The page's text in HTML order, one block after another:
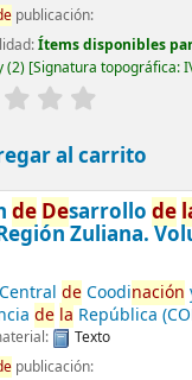
publicación:
Ítems disponibles
(2) Signatura topográfica:
al carrito
de Desarrollo de
Zuliana.
deCoodinación
de la República
Texto
publicación: